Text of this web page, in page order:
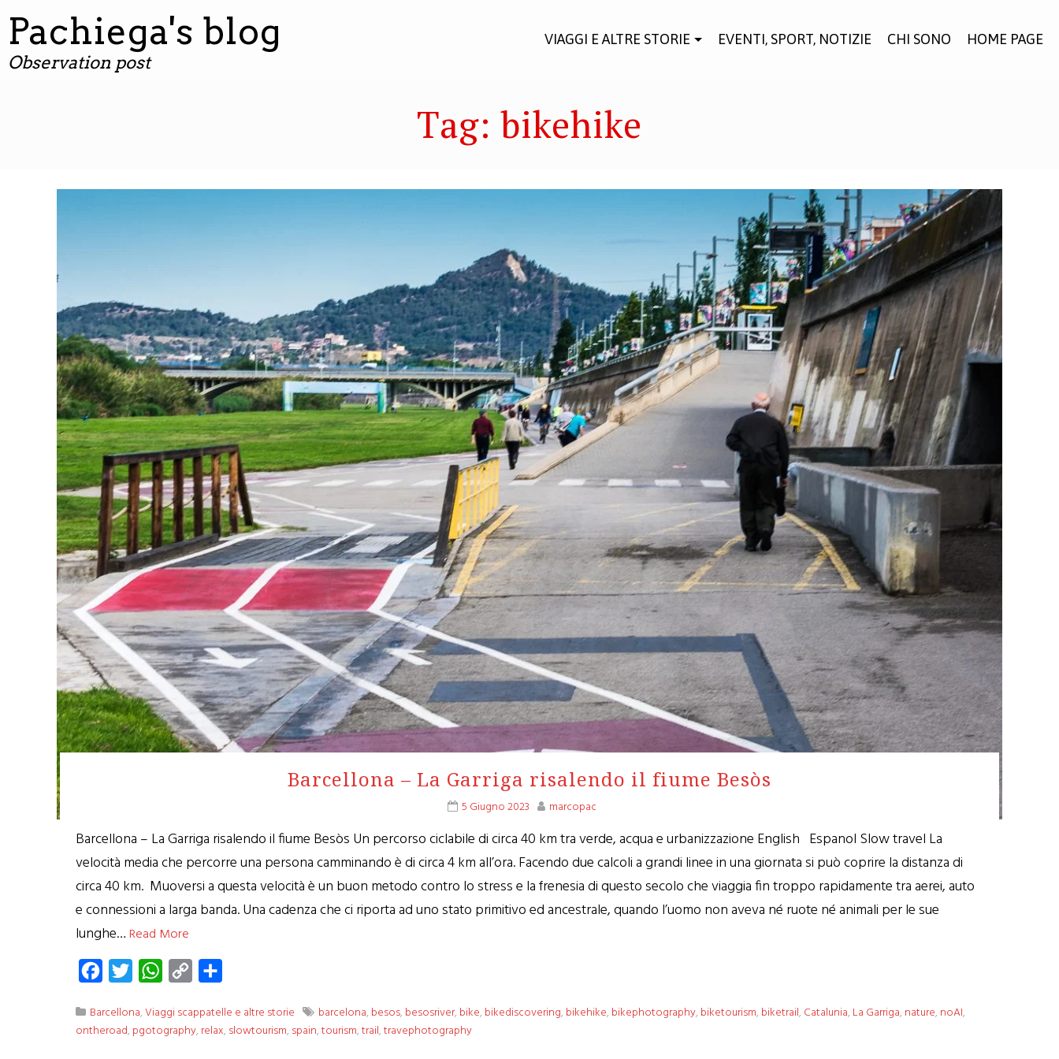
contenuto
Pachiega's blog
Observation post
VIAGGI E ALTRE STORIE EVENTI, SPORT, NOTIZIE CHI SONO HOME PAGE
Tag: bikehike
Barcellona – La Garriga risalendo il fiume Besòs
5 Giugno 2023 marcopac
Barcellona – La Garriga risalendo il fiume Besòs Un percorso ciclabile di circa 40 km tra verde, acqua e urbanizzazione English Espanol Slow travel La
velocità media che percorre una persona camminando è di circa 4 km all’ora. Facendo due calcoli a grandi linee in una giornata si può coprire la distanza di
circa 40 km. Muoversi a questa velocità è un buon metodo contro lo stress e la frenesia di questo secolo che viaggia fin troppo rapidamente tra aerei, auto
e connessioni a larga banda. Una cadenza che ci riporta ad uno stato primitivo ed ancestrale, quando l’uomo non aveva né ruote né animali per le sue
lunghe… Read More
Facebook
Twitter WhatsApp
Copy
Barcellona,Viaggi scappatelle e altre storie barcelona, besos, besosriver, bike, bikediscovering, bikehike, bikephotography, biketourism, biketrail, Catalunia, La Garriga, nature, noAI,
ontheroad, pgotography, relax, slowtourism, spain,tourism,trail,travephotography